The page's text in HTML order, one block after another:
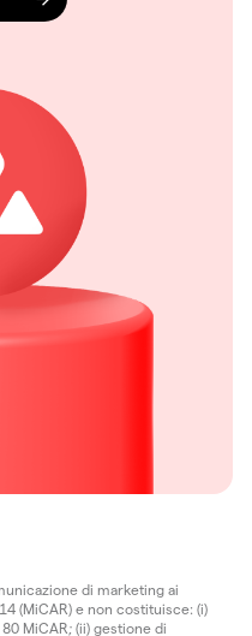
di marketing ai
(MiCAR) e non costituisce: (i)
MiCAR; (ii) gestione di